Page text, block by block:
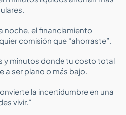
noche, el financiamiento
comisión que “ahorraste”.
y minutos donde tu costo total
a ser plano o más bajo.
la incertidumbre en una
vivir.”